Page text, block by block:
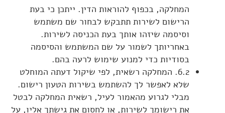
המחלקה, בכפוף להוראות הדין. ייתכן כי בעת
הרישום לשירות תתבקש לבחור שם משתמש
וסיסמה שיזהו אותך בעת הכניסה לשירות.
באחריותך לשמור על שם המשתמש והסיסמה
בסודיות כדי למנוע שימוש לרעה בהם.
6.2. המחלקה רשאית, לפי שיקול דעתה המוחלט
שלא לאפשר לך להשתמש בשירות הטעון רישום.
מבלי לגרוע מהאמור לעיל, רשאית המחלקה לבטל
את רישומך לשירות, או לחסום את גישתך אליו, על